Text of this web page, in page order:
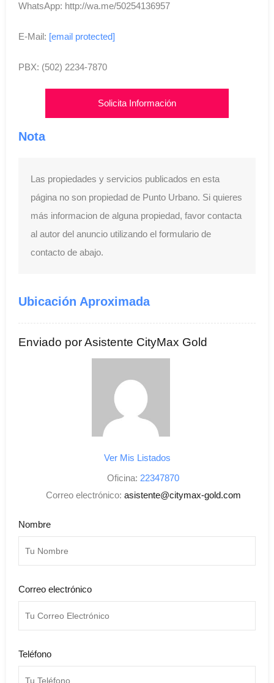
WhatsApp: http://wa.me/50254136957
E-Mail: [email protected]
PBX: (502) 2234-7870
Solicita Información
Nota
Las propiedades y servicios publicados en esta
página no son propiedad de Punto Urbano. Si quieres
más informacion de alguna propiedad, favor contacta
al autor del anuncio utilizando el formulario de
contacto de abajo.
Ubicación Aproximada
Enviado por Asistente CityMax Gold
Ver Mis Listados
Oficina: 22347870
Correo electrónico: asistente@citymax-gold.com
Nombre
Correo electrónico
Teléfono